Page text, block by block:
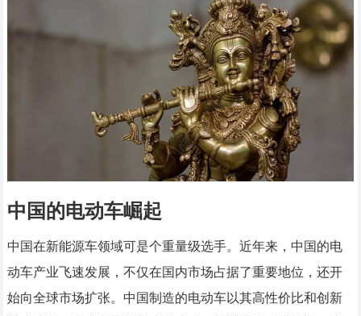
中国的电动车崛起
中国在新能源车领域可是个重量级选手。近年来，中国的电
动车产业飞速发展，不仅在国内市场占据了重要地位，还开
始向全球市场扩张。中国制造的电动车以其高性价比和创新